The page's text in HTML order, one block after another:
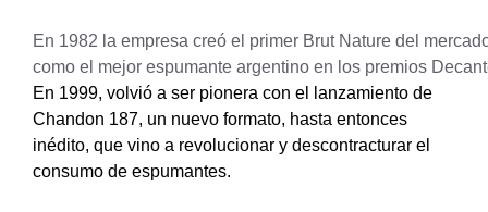
En 1982 la empresa creó el primer Brut Nature del
como el mejor espumante argentino en los premios
En 1999, volvió a ser pionera con el lanzamiento de
Chandon 187, un nuevo formato, hasta entonces
inédito, que vino a revolucionar y descontracturar el
consumo de espumantes.